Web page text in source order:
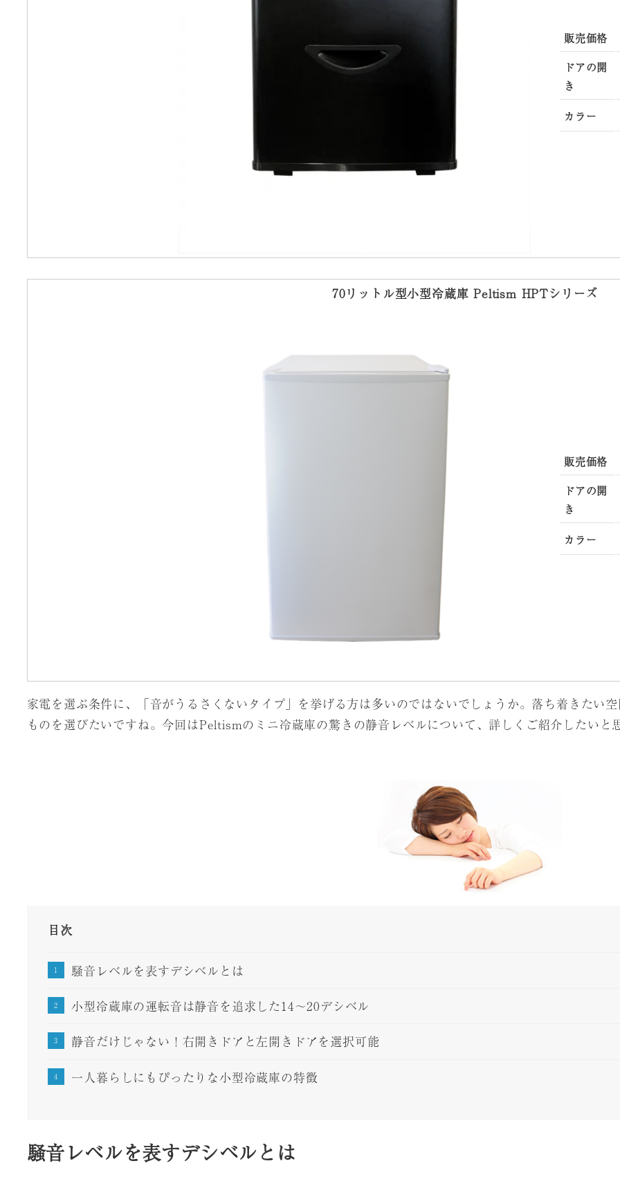
販売価格
ドアの開
き
カラー
70リットル型小型冷蔵庫 Peltism HPTシリーズ
販売価格
ドアの開
き
カラー
家電を選ぶ条件に、「音がうるさくないタイプ」を挙げる方は多いのではないでしょうか。落ち着きたい
ものを選びたいですね。今回はPeltismのミニ冷蔵庫の驚きの静音レベルについて、詳しくご紹介したいと
目次
騒音レベルを表すデシベルとは
小型冷蔵庫の運転音は静音を追求した14〜20デシベル
静音だけじゃない！右開きドアと左開きドアを選択可能
一人暮らしにもぴったりな小型冷蔵庫の特徴
騒音レベルを表すデシベルとは